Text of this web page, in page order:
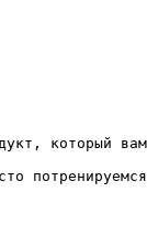
который